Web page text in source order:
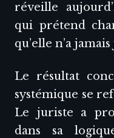
réveille
qui prétend
qu’elle n’a
Le résultat
systémique se
Le juriste a
dans sa